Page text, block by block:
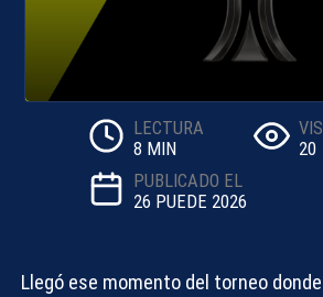
LECTURA
8 MIN
20
PUBLICADO EL
26 PUEDE 2026
Llegó ese momento del torneo